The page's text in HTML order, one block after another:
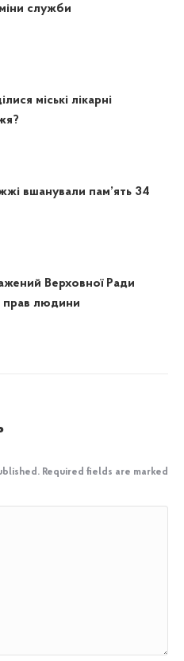
служби
міські лікарні
вшанували пам’ять 34
Верховної Ради
прав людини
Required fields are marked